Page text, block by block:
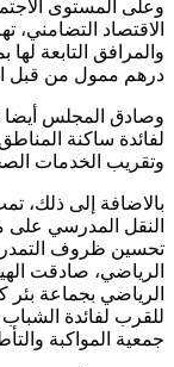
وعلى المستوى
الاقتصاد التضامني،
درهم ممول من قبل
وصادق المجلس
لفائدة ساكنة
وتقريب الخدمات
بالاضافة إلى ذلك،
النقل المدرسي على
تحسين ظروف
الرياضي، صادقت
الرياضي بجماعة بئر
للقرب لفائدة
جمعية المواكبة